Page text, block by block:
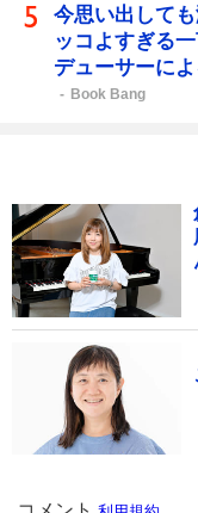
今思い出して
ッコよすぎる
デューサーに
Book Bang